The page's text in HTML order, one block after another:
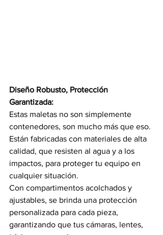
Diseño Robusto, Protección
Garantizada:
Estas maletas no son simplemente
contenedores, son mucho más que eso.
Están fabricadas con materiales de alta
calidad, que resisten al agua y a los
impactos, para proteger tu equipo en
cualquier situación.
Con compartimentos acolchados y
ajustables, se brinda una protección
personalizada para cada pieza,
garantizando que tus cámaras, lentes,